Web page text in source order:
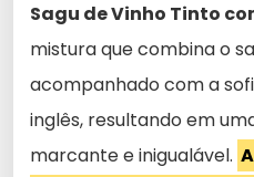
Sagu de Vinho Tinto
mistura que combina o
acompanhado com a
inglês, resultando em
marcante e inigualável.